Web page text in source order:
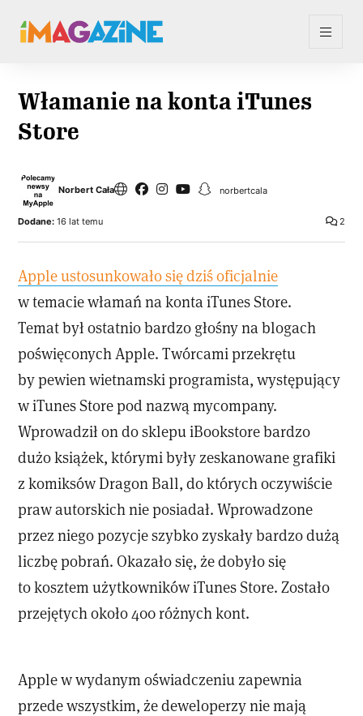
Włamanie na konta iTunes
Store
Norbert Cała norbertcala
2
Dodane: 16 lat temu
Apple ustosunkowało się dziś oficjalnie
w temacie włamań na konta iTunes Store.
Temat był ostatnio bardzo głośny na blogach
poświęconych Apple. Twórcami przekrętu
by pewien wietnamski programista, występujący
w iTunes Store pod nazwą mycompany.
Wprowadził on do sklepu iBookstore bardzo
dużo książek, którymi były zeskanowane grafiki
z komiksów Dragon Ball, do których oczywiście
praw autorskich nie posiadał. Wprowadzone
przez niego pozycje szybko zyskały bardzo dużą
liczbę pobrań. Okazało się, że dobyło się
to kosztem użytkowników iTunes Store. Zostało
przejętych około 400 różnych kont.
Apple w wydanym oświadczeniu zapewnia
przede wszystkim, że deweloperzy nie mają